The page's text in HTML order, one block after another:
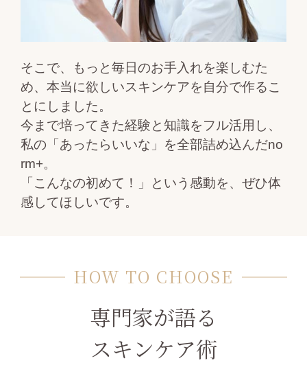
そこで、もっと毎日のお手入れを楽しむた
め、 本当に欲しいスキンケアを自分で作るこ
とにしました。
今まで培ってきた経験と知識をフル活用し、
私の「あったらいいな」を全部詰め込んだno
rm+。
「こんなの初めて！」という感動を、ぜひ体
感してほしいです。
HOW TO CHOOSE
専門家が語る
スキンケア術